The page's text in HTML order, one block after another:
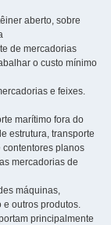
aberto, sobre
de mercadorias
o custo mínimo
e feixes.
marítimo fora do
estrutura, transporte
contentores planos
mercadorias de
máquinas,
e outros produtos.
principalmente